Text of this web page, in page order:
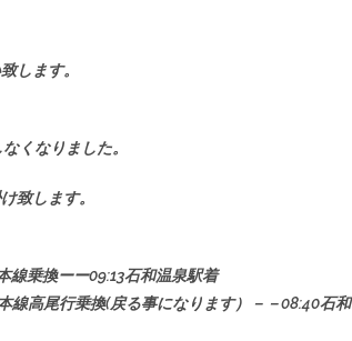
します。
くなりました。
致します。
線乗換ーー09:13石和温泉駅着
高尾行乗換(戻る事になります）－－08:40石和